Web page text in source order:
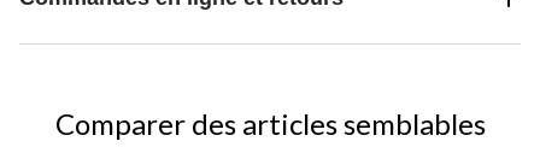
Comparer des articles semblables